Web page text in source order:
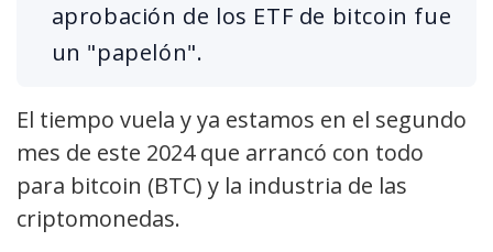
aprobación de los ETF de bitcoin fue
un "papelón".
El tiempo vuela y ya estamos en el segundo
mes de este 2024 que arrancó con todo
para bitcoin (BTC) y la industria de las
criptomonedas.